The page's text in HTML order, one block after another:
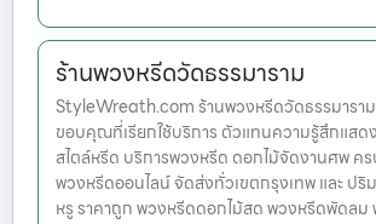
ร้านพวงหรีดวัดธรรมาราม
StyleWreath.com ร้านพวงหรีดวัดธรรมารา
ขอบคุณที่เรียกใช้บริการ ตัวแทนความรู้สึกแสด
สไตล์หรีด บริการพวงหรีด ดอกไม้จัดงานศพ ค
พวงหรีดออนไลน์ จัดส่งทั่วเขตกรุงเทพ และ ป
หรู ราคาถูก พวงหรีดดอกไม้สด พวงหรีดพัดลม